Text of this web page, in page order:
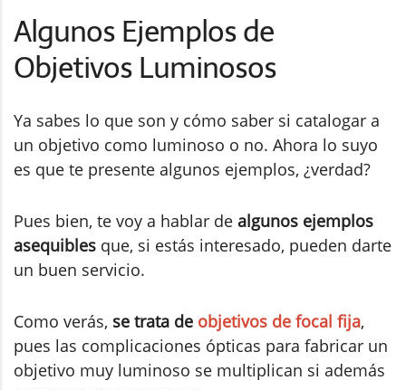
Algunos Ejemplos de
Objetivos Luminosos
Ya sabes lo que son y cómo saber si catalogar a
un objetivo como luminoso o no. Ahora lo suyo
es que te presente algunos ejemplos, ¿verdad?
Pues bien, te voy a hablar de algunos ejemplos
asequibles que, si estás interesado, pueden darte
un buen servicio.
Como verás, se trata de objetivos de focal fija,
pues las complicaciones ópticas para fabricar un
objetivo muy luminoso se multiplican si además